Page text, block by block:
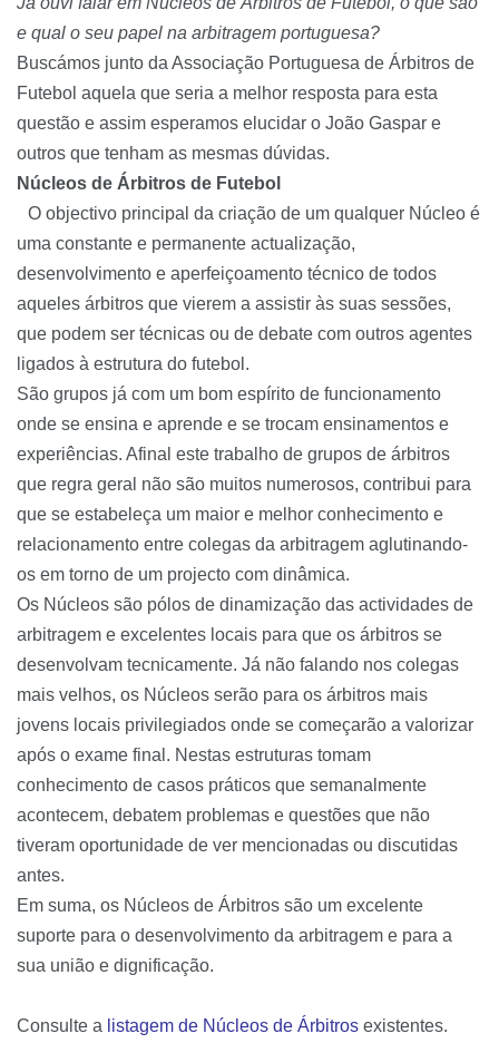
e qual o seu papel na arbitragem portuguesa?
Buscámos junto da Associação Portuguesa de Árbitros de
Futebol aquela que seria a melhor resposta para esta
questão e assim esperamos elucidar o João Gaspar e
outros que tenham as mesmas dúvidas.
Núcleos de Árbitros de Futebol
O objectivo principal da criação de um qualquer Núcleo é
uma constante e permanente actualização,
desenvolvimento e aperfeiçoamento técnico de todos
aqueles árbitros que vierem a assistir às suas sessões,
que podem ser técnicas ou de debate com outros agentes
ligados à estrutura do futebol.
São grupos já com um bom espírito de funcionamento
onde se ensina e aprende e se trocam ensinamentos e
experiências. Afinal este trabalho de grupos de árbitros
que regra geral não são muitos numerosos, contribui para
que se estabeleça um maior e melhor conhecimento e
relacionamento entre colegas da arbitragem aglutinando-
os em torno de um projecto com dinâmica.
Os Núcleos são pólos de dinamização das actividades de
arbitragem e excelentes locais para que os árbitros se
desenvolvam tecnicamente. Já não falando nos colegas
mais velhos, os Núcleos serão para os árbitros mais
jovens locais privilegiados onde se começarão a valorizar
após o exame final. Nestas estruturas tomam
conhecimento de casos práticos que semanalmente
acontecem, debatem problemas e questões que não
tiveram oportunidade de ver mencionadas ou discutidas
antes.
Em suma, os Núcleos de Árbitros são um excelente
suporte para o desenvolvimento da arbitragem e para a
sua união e dignificação.
Consulte a listagem de Núcleos de Árbitros existentes.